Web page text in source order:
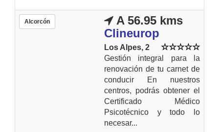
Alcorcón
A 56.95 kms
Clineurop
Los Alpes, 2
Gestión integral para la
renovación de tu carnet de
conducir En nuestros
centros, podrás obtener el
Certificado Médico
Psicotécnico y todo lo
necesar...